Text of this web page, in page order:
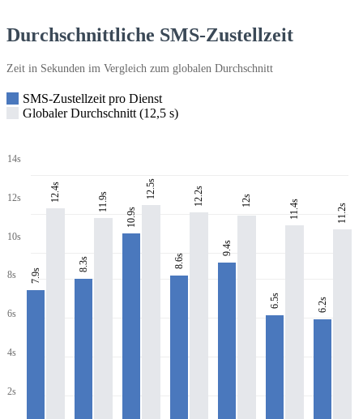
Durchschnittliche SMS-Zustellzeit
Zeit in Sekunden im Vergleich zum globalen Durchschnitt
SMS-Zustellzeit pro Dienst
Globaler Durchschnitt (12,5 s)
14s
12s
10s
8s
6s
4s
2s
7.9s
12.4s
8.3s
11.9s
10.9s
12.5s
8.6s
12.2s
9.4s
12s
6.5s
11.4s
6.2s
11.2s